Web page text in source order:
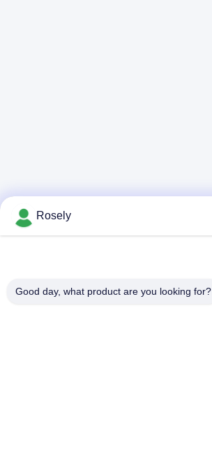
Rosely
Good day, what product are you looking for?